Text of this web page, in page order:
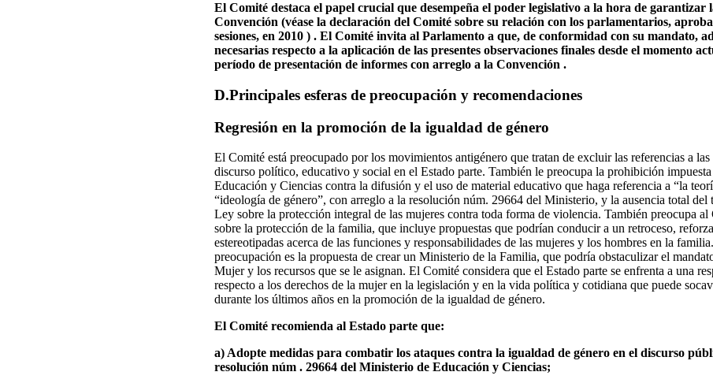
El Comité destaca el papel crucial que desempeña el poder legislativo a la hora de garantizar
Convención (véase la declaración del Comité sobre su relación con los parlamentarios,
sesiones, en 2010 ) . El Comité invita al Parlamento a que, de conformidad con su mandato,
necesarias respecto a la aplicación de las presentes observaciones finales desde el momento
período de presentación de informes con arreglo a la Convención .
D.Principales esferas de preocupación y recomendaciones
Regresión en la promoción de la igualdad de género
El Comité está preocupado por los movimientos antigénero que tratan de excluir las referencias a
discurso político, educativo y social en el Estado parte. También le preocupa la prohibición
Educación y Ciencias contra la difusión y el uso de material educativo que haga referencia a “la
“ideología de género”, con arreglo a la resolución núm. 29664 del Ministerio, y la ausencia total del
Ley sobre la protección integral de las mujeres contra toda forma de violencia. También preocupa
sobre la protección de la familia, que incluye propuestas que podrían conducir a un retroceso,
estereotipadas acerca de las funciones y responsabilidades de las mujeres y los hombres en la
preocupación es la propuesta de crear un Ministerio de la Familia, que podría obstaculizar el
Mujer y los recursos que se le asignan. El Comité considera que el Estado parte se enfrenta a una
respecto a los derechos de la mujer en la legislación y en la vida política y cotidiana que puede
durante los últimos años en la promoción de la igualdad de género.
El Comité recomienda al Estado parte que:
a) Adopte medidas para combatir los ataques contra la igualdad de género en el discurso
resolución núm . 29664 del Ministerio de Educación y Ciencias;